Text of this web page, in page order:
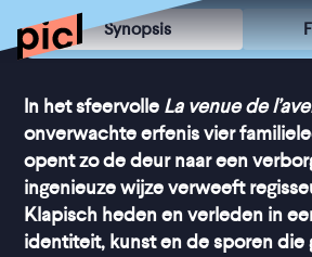
Synopsis
In het sfeervolle La venue de
onverwachte erfenis vier
opent zo de deur naar een
ingenieuze wijze verweeft
Klapisch heden en verleden in
identiteit, kunst en de sporen die